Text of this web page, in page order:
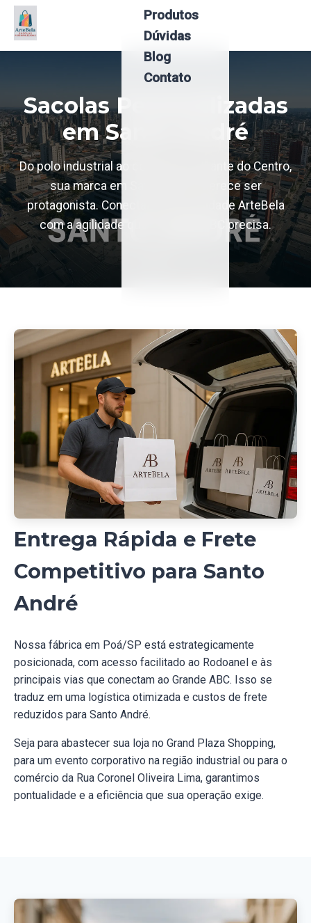
Produtos
Dúvidas
Blog
Contato
Sacolas Personalizadas
em Santo André
Do polo industrial ao comércio pulsante do Centro,
sua marca em Santo André merece ser
protagonista. Conectamos a qualidade ArteBela
com a agilidade que o Grande ABC precisa.
Entrega Rápida e Frete
Competitivo para Santo
André
Nossa fábrica em Poá/SP está estrategicamente
posicionada, com acesso facilitado ao Rodoanel e às
principais vias que conectam ao Grande ABC. Isso se
traduz em uma logística otimizada e custos de frete
reduzidos para Santo André.
Seja para abastecer sua loja no Grand Plaza Shopping,
para um evento corporativo na região industrial ou para o
comércio da Rua Coronel Oliveira Lima, garantimos
pontualidade e a eficiência que sua operação exige.